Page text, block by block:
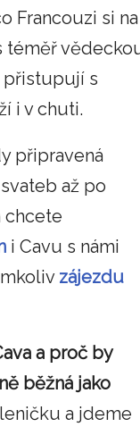
Francouzi si na
téměř
přistupují s
i v chuti.
připravená
až po
chcete
i Cavu s námi
zájezdu
a proč by
běžná jako
a jdeme